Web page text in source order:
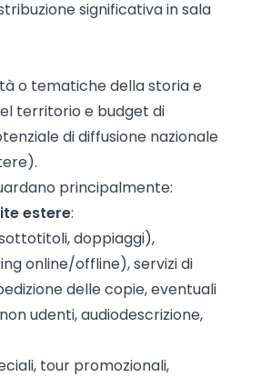
significativa in sala
o tematiche della storia e
territorio e budget di
di diffusione nazionale
principalmente:
estere:
doppiaggi),
online/offline), servizi di
delle copie, eventuali
udenti, audiodescrizione,
tour promozionali,